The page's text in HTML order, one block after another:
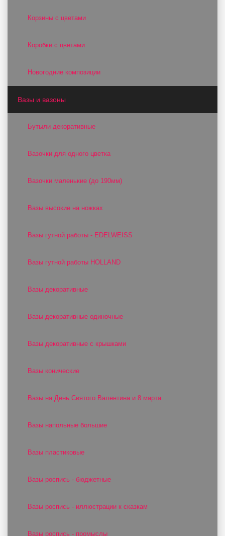
Корзины с цветами
Коробки с цветами
Новогодние композиции
Вазы и вазоны
Бутыли декоративные
Вазочки для одного цветка
Вазочки маленькие (до 190мм)
Вазы высокие на ножках
Вазы гутной работы - EDELWEISS
Вазы гутной работы HOLLAND
Вазы декоративные
Вазы декоративные одиночные
Вазы декоративные с крышками
Вазы конические
Вазы на День Святого Валентина и 8 марта
Вазы напольные большие
Вазы пластиковые
Вазы роспись - бюджетные
Вазы роспись - иллюстрации к сказкам
Вазы роспись - промыслы